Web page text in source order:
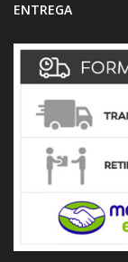
ENTREGA